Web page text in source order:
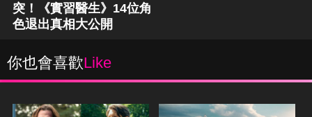
突！《實習醫生》14位角
色退出真相大公開
你也會喜歡Like